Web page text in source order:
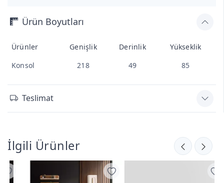
Ürün Boyutları
Ürünler Genişlik Derinlik
Yükseklik
Konsol
218 49 85
Teslimat
İlgili Ürünler